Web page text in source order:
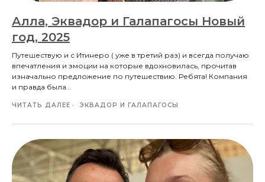
Алла, Эквадор и Галапагосы Новый
год, 2025
Путешествую и с Итинеро ( уже в третий раз) и всегда получаю
впечатления и эмоции на которые вдохновилась, прочитав
изначально предложение по путешествию. Ребята! Компания
и правда была...
ЧИТАТЬ ДАЛЕЕ ЭКВАДОР И ГАЛАПАГОСЫ